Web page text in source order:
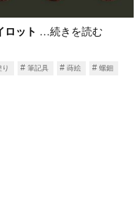
ロット …続きを読む
り 筆記具 蒔絵 螺鈿